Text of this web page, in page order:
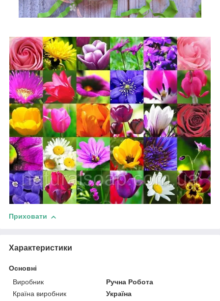
Приховати
Характеристики
Основні
Виробник
Ручна Робота
Країна виробник
Україна